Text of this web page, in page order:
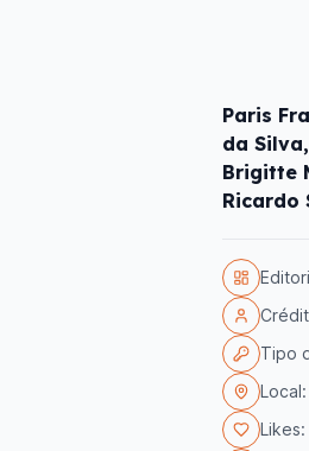
Paris
da
Brigitte
Ricardo
Tipo
Local:
Likes: